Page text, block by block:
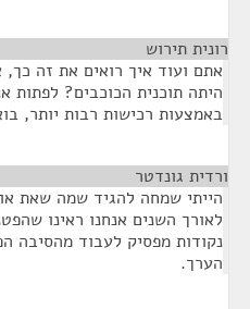
רונית תירוש
אתם ועוד איך רואים את זה
היתה תוכנית הכוכבים? לפתות
באמצעות רכישות רבות יותר,
ורדית גונדטר
הייתי שמחה להגיד שמה שאת
לאורך השנים אנחנו ראינו
נקודות מפסיק לעבוד מהסיבה
הערך.